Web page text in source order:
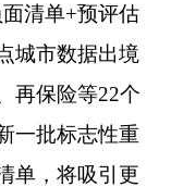
清单+预评估
城市数据出境
再保险等22个
一批标志性重
单，将吸引更